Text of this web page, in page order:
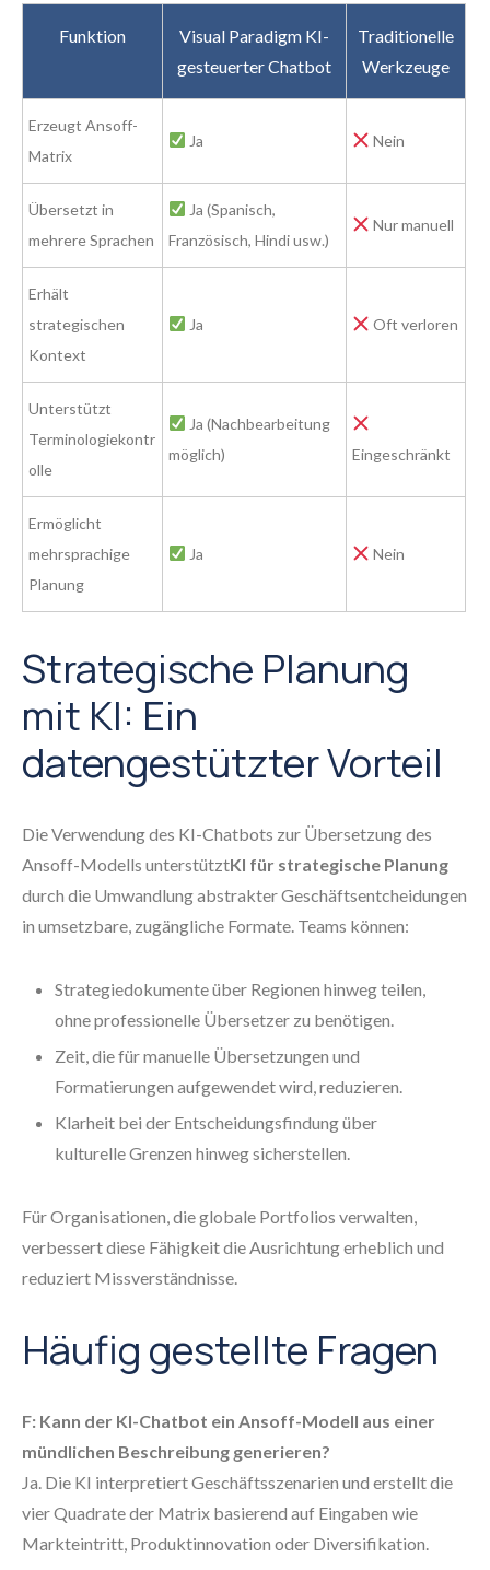
Funktion
Visual Paradigm KI-
gesteuerter Chatbot
Traditionelle
Werkzeuge
Erzeugt Ansoff-
Matrix
Ja Nein
Übersetzt in
mehrere Sprachen
Ja (Spanisch,
Französisch, Hindi usw.)
Nur manuell
Erhält
strategischen
Kontext
Ja Oft verloren
Unterstützt
Terminologiekontr
olle
Ja (Nachbearbeitung
möglich)
Eingeschränkt
Ermöglicht
mehrsprachige
Planung
Ja Nein
Strategische Planung
mit KI: Ein
datengestützter Vorteil
Die Verwendung des KI-Chatbots zur Übersetzung des
Ansoff-Modells unterstütztKI für strategische Planung
durch die Umwandlung abstrakter Geschäftsentcheidungen
in umsetzbare, zugängliche Formate. Teams können:
Strategiedokumente über Regionen hinweg teilen,
ohne professionelle Übersetzer zu benötigen.
Zeit, die für manuelle Übersetzungen und
Formatierungen aufgewendet wird, reduzieren.
Klarheit bei der Entscheidungsfindung über
kulturelle Grenzen hinweg sicherstellen.
Für Organisationen, die globale Portfolios verwalten,
verbessert diese Fähigkeit die Ausrichtung erheblich und
reduziert Missverständnisse.
Häufig gestellte Fragen
F: Kann der KI-Chatbot ein Ansoff-Modell aus einer
mündlichen Beschreibung generieren?
Ja. Die KI interpretiert Geschäftsszenarien und erstellt die
vier Quadrate der Matrix basierend auf Eingaben wie
Markteintritt, Produktinnovation oder Diversifikation.